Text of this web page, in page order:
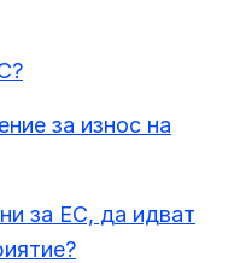
за износ на
за ЕС, да идват